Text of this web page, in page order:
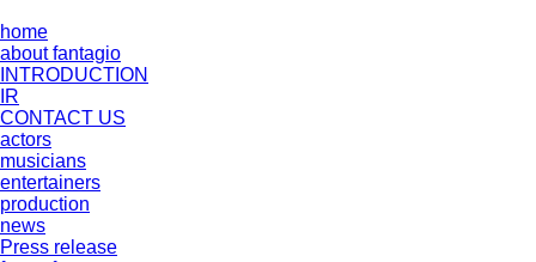
home
about fantagio
INTRODUCTION
IR
CONTACT US
actors
musicians
entertainers
production
news
Press release